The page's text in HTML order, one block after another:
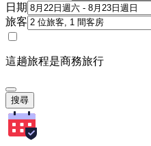
日期
旅客
這趟旅程是商務旅行
搜尋